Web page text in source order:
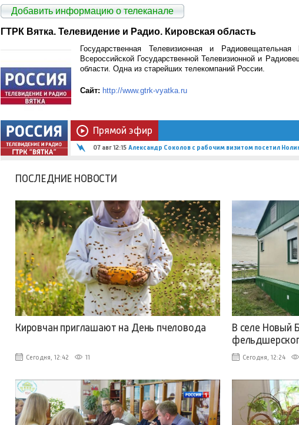
Добавить информацию о телеканале
ГТРК Вятка. Телевидение и Радио. Кировская область
Государственная Телевизионная и
Всероссийской Государственной Телевизионной и
области. Одна из старейших телекомпаний России.
Сайт: http://www.gtrk-vyatka.ru